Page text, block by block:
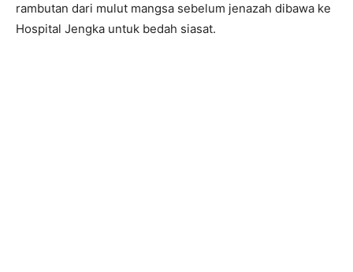
rambutan dari mulut mangsa sebelum jenazah dibawa ke
Hospital Jengka untuk bedah siasat.